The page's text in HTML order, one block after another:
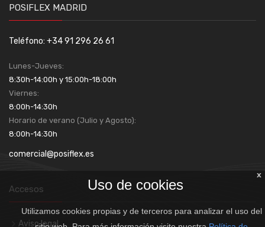
POSIFLEX MADRID
Teléfono: +34 91 296 26 61
Lunes-Jueves:
8:30h-14:00h y 15:00h-18:00h
Viernes:
8:00h-14:30h
Horario de verano (Julio y Agosto):
8:00h-14:30h
comercial@posiflex.es
Accesos
Aviso legal
x
Uso de cookies
Utilizamos cookies propias y de terceros para analizar el uso del